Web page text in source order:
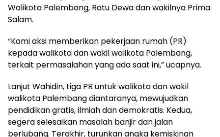
Walikota Palembang, Ratu Dewa dan wakilnya Prima
Salam.
“Kami aksi memberikan pekerjaan rumah (PR)
kepada walikota dan wakil walikota Palembang,
terkait permasalahan yang ada saat ini,” ucapnya.
Lanjut Wahidin, tiga PR untuk walikota dan wakil
walikota Palembang diantaranya, mewujudkan
pendidikan gratis, ilmiah dan demokratis. Kedua,
segera selesaikan masalah banjir dan jalan
berlubang. Terakhir, turunkan angka kemiskinan